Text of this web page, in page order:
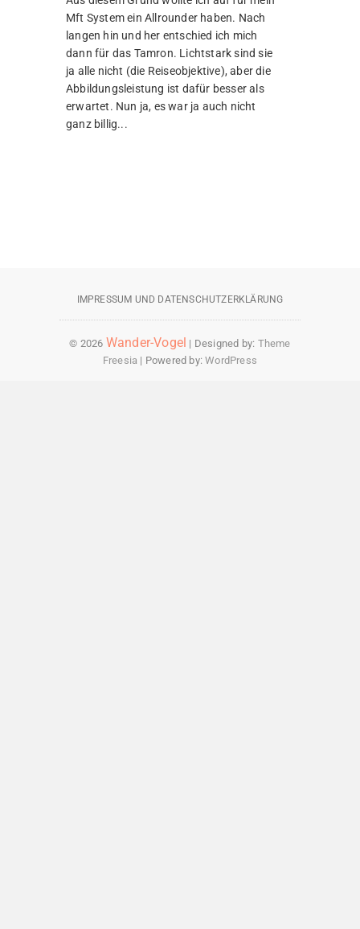
Mft System ein Allrounder haben. Nach
langen hin und her entschied ich mich
dann für das Tamron. Lichtstark sind sie
ja alle nicht (die Reiseobjektive), aber die
Abbildungsleistung ist dafür besser als
erwartet. Nun ja, es war ja auch nicht
ganz billig...
IMPRESSUM UND DATENSCHUTZERKLÄRUNG
© 2026 Wander-Vogel | Designed by: Theme
Freesia | Powered by:WordPress